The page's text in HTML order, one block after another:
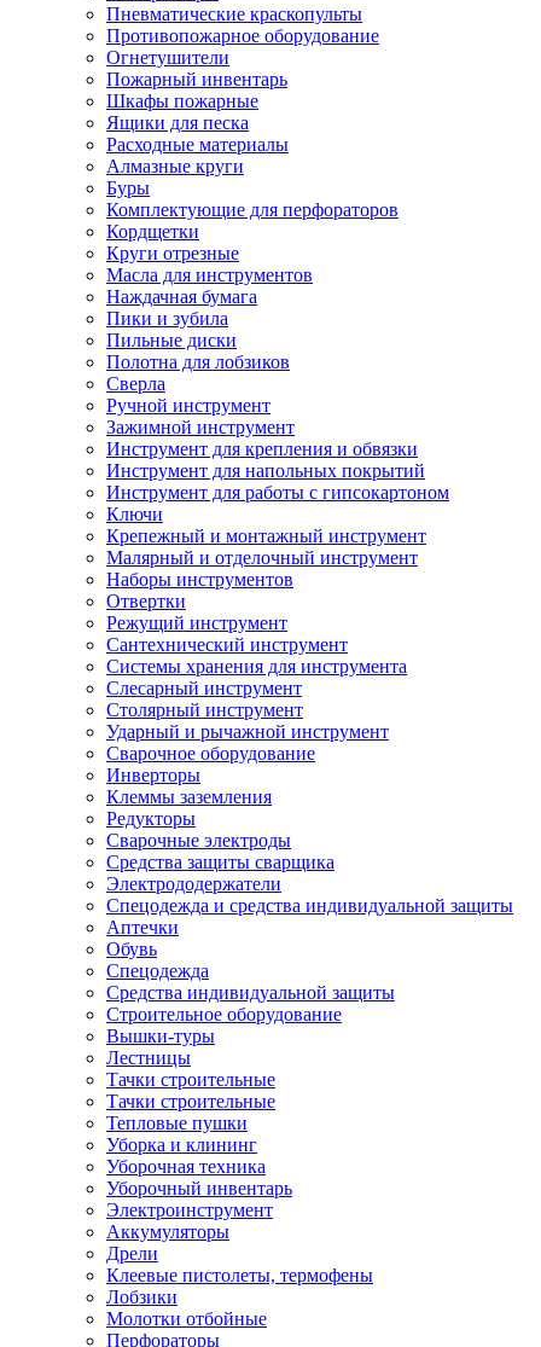
Пневматические краскопульты
Противопожарное оборудование
Огнетушители
Пожарный инвентарь
Шкафы пожарные
Ящики для песка
Расходные материалы
Алмазные круги
Буры
Комплектующие для перфораторов
Кордщетки
Круги отрезные
Масла для инструментов
Наждачная бумага
Пики и зубила
Пильные диски
Полотна для лобзиков
Сверла
Ручной инструмент
Зажимной инструмент
Инструмент для крепления и обвязки
Инструмент для напольных покрытий
Инструмент для работы с гипсокартоном
Ключи
Крепежный и монтажный инструмент
Малярный и отделочный инструмент
Наборы инструментов
Отвертки
Режущий инструмент
Сантехнический инструмент
Системы хранения для инструмента
Слесарный инструмент
Столярный инструмент
Ударный и рычажной инструмент
Сварочное оборудование
Инверторы
Клеммы заземления
Редукторы
Сварочные электроды
Средства защиты сварщика
Электрододержатели
Спецодежда и средства индивидуальной защиты
Аптечки
Обувь
Спецодежда
Средства индивидуальной защиты
Строительное оборудование
Вышки-туры
Лестницы
Тачки строительные
Тачки строительные
Тепловые пушки
Уборка и клининг
Уборочная техника
Уборочный инвентарь
Электроинструмент
Аккумуляторы
Дрели
Клеевые пистолеты, термофены
Лобзики
Молотки отбойные
Перфораторы